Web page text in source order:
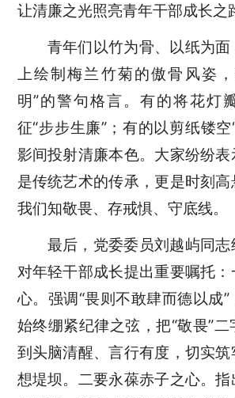
让清廉之光照亮青年干部成长之
青年们以竹为骨、以纸为
上绘制梅兰竹菊的傲骨风姿，
明”的警句格言。有的将花灯
征“步步生廉”；有的以剪纸镂
影间投射清廉本色。大家纷纷
是传统艺术的传承，更是时刻
我们知敬畏、存戒惧、守底线。
最后，党委委员刘越屿同志
对年轻干部成长提出重要嘱托：
心。强调“畏则不敢肆而德以成
始终绷紧纪律之弦，把“敬畏”
到头脑清醒、言行有度，切实
想堤坝。二要永葆赤子之心。